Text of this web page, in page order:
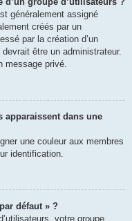
généralement assigné
créés par un
par la création d’un
être un administrateur.
message privé.
apparaissent dans une
une couleur aux membres
identification.
défaut » ?
votre groupe